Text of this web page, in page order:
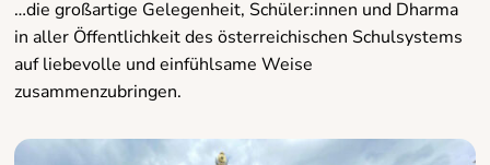
…die großartige Gelegenheit, Schüler:innen und Dharma
in aller Öffentlichkeit des österreichischen Schulsystems
auf liebevolle und einfühlsame Weise
zusammenzubringen.